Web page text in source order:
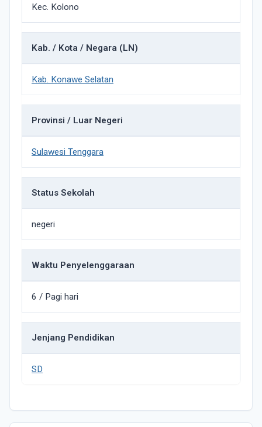
Kec. Kolono
Kab. / Kota / Negara (LN)
Kab. Konawe Selatan
Provinsi / Luar Negeri
Sulawesi Tenggara
Status Sekolah
negeri
Waktu Penyelenggaraan
6 / Pagi hari
Jenjang Pendidikan
SD